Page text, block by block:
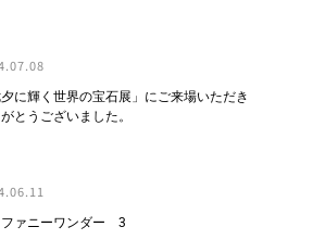
夕に輝く世界の宝石展」にご来場いただき
とうございました。
ファニーワンダー 3